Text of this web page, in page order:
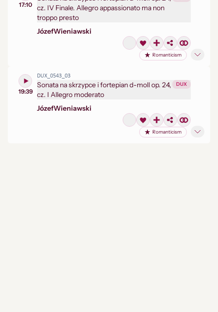
17:10
cz. IV Finale. Allegro appassionato ma non
troppo presto
JózefWieniawski
Romanticism
19:39
DUX_0543_03
Sonata na skrzypce i fortepian d-moll op. 24,
cz. I Allegro moderato
DUX
JózefWieniawski
Romanticism